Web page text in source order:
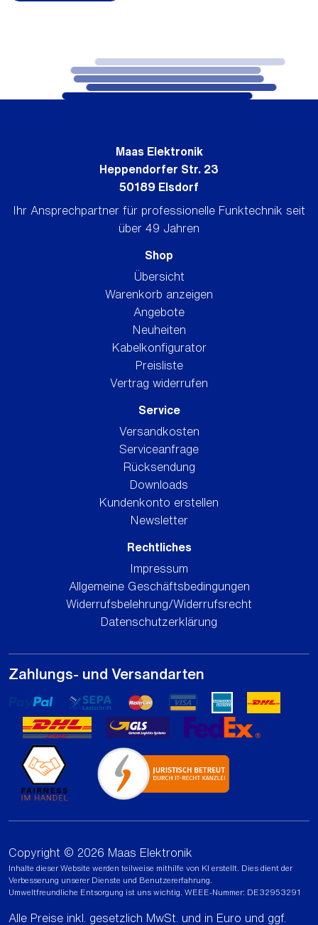
Shop
Übersicht
Warenkorb anzeigen
Angebote
Neuheiten
Kabelkonfigurator
Preisliste
Vertrag widerrufen
Service
Versandkosten
Serviceanfrage
Rücksendung
Downloads
Kundenkonto erstellen
Newsletter
Rechtliches
Impressum
Allgemeine Geschäftsbedingungen
Widerrufsbelehrung/Widerrufsrecht
Datenschutzerklärung
Maas Elektronik
Heppendorfer Str. 23
50189 Elsdorf
Ihr Ansprechpartner für professionelle Funktechnik seit
über 49 Jahren
Zahlungs- und Versandarten
Copyright © 2026 Maas Elektronik
Inhalte dieser Website werden teilweise mithilfe von KI erstellt. Dies dient der
Verbesserung unserer Dienste und Benutzererfahrung.
Umweltfreundliche Entsorgung ist uns wichtig. WEEE-Nummer: DE32953291
Alle Preise inkl. gesetzlich MwSt. und in Euro und ggf.